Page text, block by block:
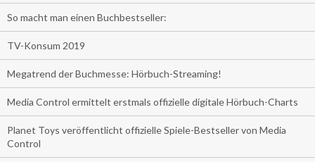
So macht man einen Buchbestseller:
TV-Konsum 2019
Megatrend der Buchmesse: Hörbuch-Streaming!
Media Control ermittelt erstmals offizielle digitale Hörbuch-Charts
Planet Toys veröffentlicht offizielle Spiele-Bestseller von Media
Control